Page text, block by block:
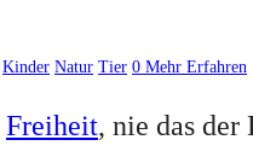
Kinder Natur Tier 0 Mehr Erfahren
Freiheit, nie das der